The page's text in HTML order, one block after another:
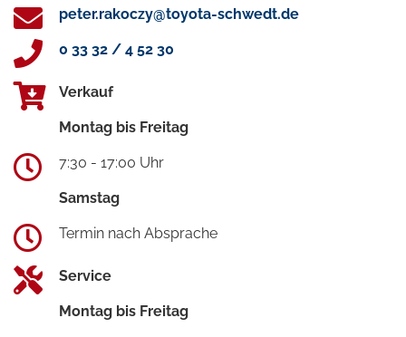
peter.rakoczy@toyota-schwedt.de
0 33 32 / 4 52 30
Verkauf
Montag bis Freitag
7:30 - 17:00 Uhr
Samstag
Termin nach Absprache
Service
Montag bis Freitag